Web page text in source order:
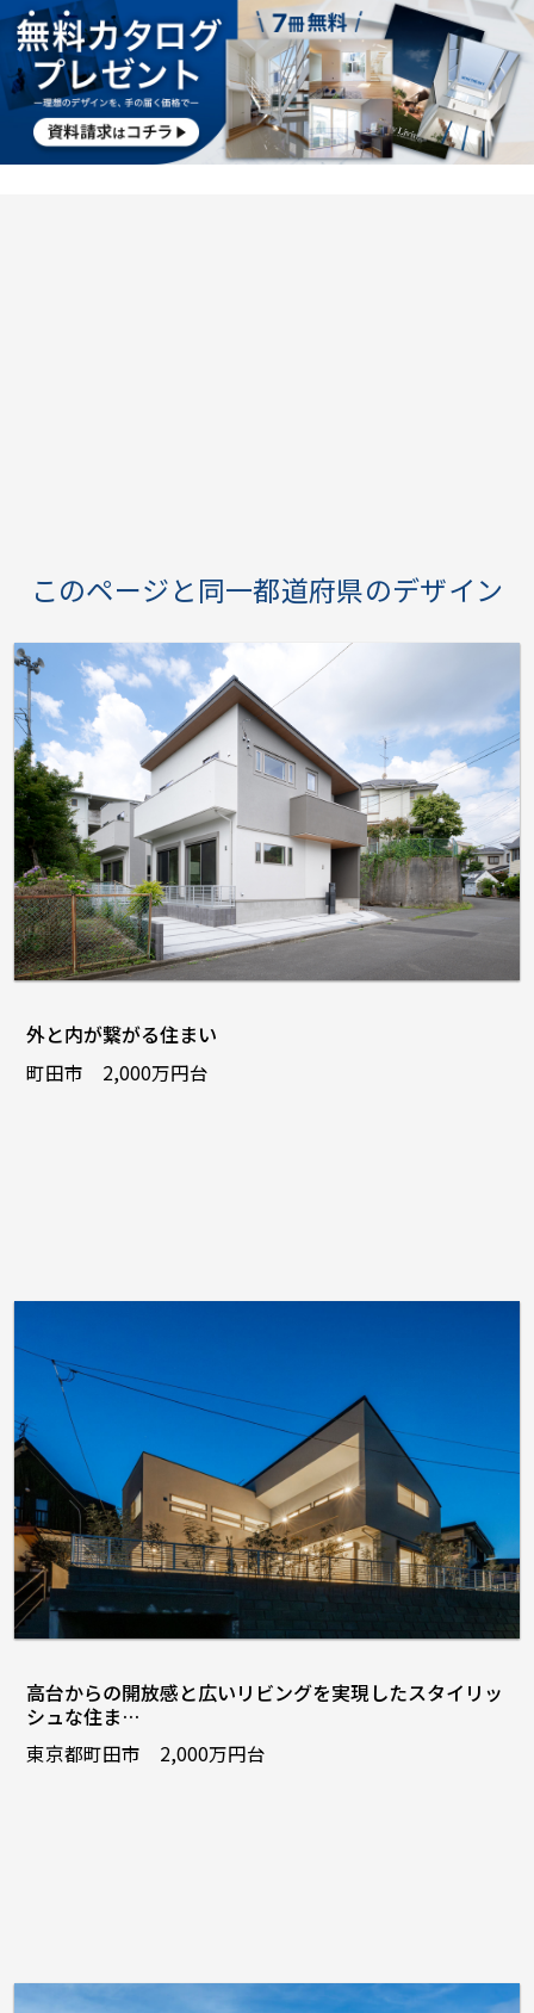
このページと同一都道府県のデザイン
外と内が繋がる住まい
町田市 2,000万円台
高台からの開放感と広いリビングを実現したスタイリッ
シュな住ま…
東京都町田市 2,000万円台